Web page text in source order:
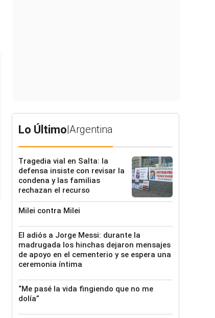
Lo Último|Argentina
Tragedia vial en Salta: la
defensa insiste con revisar la
condena y las familias
rechazan el recurso
Milei contra Milei
El adiós a Jorge Messi: durante la
madrugada los hinchas dejaron mensajes
de apoyo en el cementerio y se espera una
ceremonia íntima
“Me pasé la vida fingiendo que no me
dolía”